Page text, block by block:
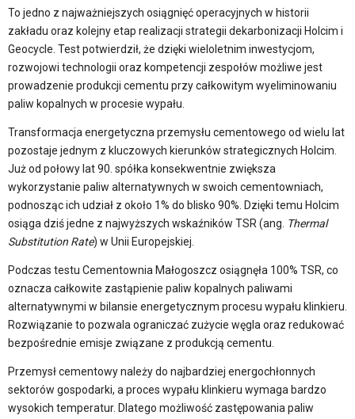
To jedno z najważniejszych osiągnięć operacyjnych w historii
zakładu oraz kolejny etap realizacji strategii dekarbonizacji Holcim i
Geocycle. Test potwierdził, że dzięki wieloletnim inwestycjom,
rozwojowi technologii oraz kompetencji zespołów możliwe jest
prowadzenie produkcji cementu przy całkowitym wyeliminowaniu
paliw kopalnych w procesie wypału.
Transformacja energetyczna przemysłu cementowego od wielu lat
pozostaje jednym z kluczowych kierunków strategicznych Holcim.
Już od połowy lat 90. spółka konsekwentnie zwiększa
wykorzystanie paliw alternatywnych w swoich cementowniach,
podnosząc ich udział z około 1% do blisko 90%. Dzięki temu Holcim
osiąga dziś jedne z najwyższych wskaźników TSR (ang. Thermal
Substitution Rate) w Unii Europejskiej.
Podczas testu Cementownia Małogoszcz osiągnęła 100% TSR, co
oznacza całkowite zastąpienie paliw kopalnych paliwami
alternatywnymi w bilansie energetycznym procesu wypału klinkieru.
Rozwiązanie to pozwala ograniczać zużycie węgla oraz redukować
bezpośrednie emisje związane z produkcją cementu.
Przemysł cementowy należy do najbardziej energochłonnych
sektorów gospodarki, a proces wypału klinkieru wymaga bardzo
wysokich temperatur. Dlatego możliwość zastępowania paliw